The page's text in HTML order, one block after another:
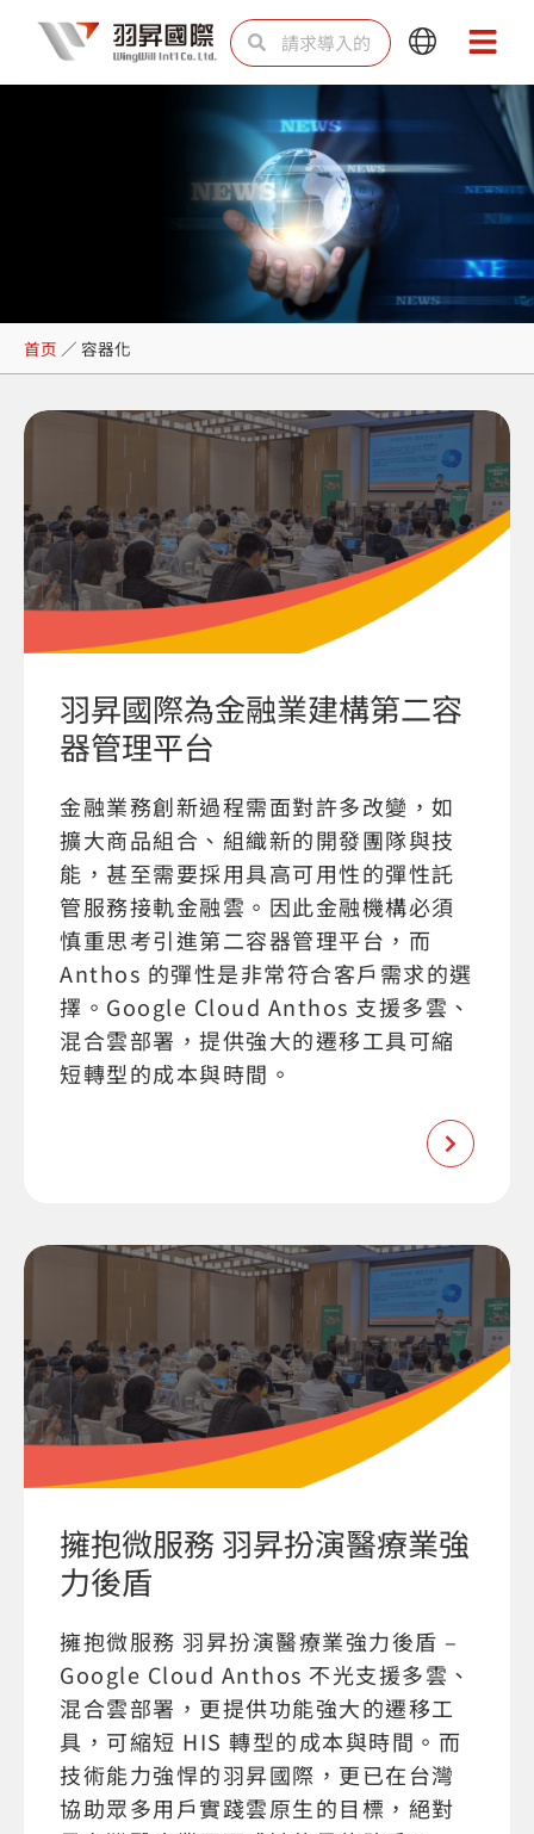
内
SearchSearch
Main
Menu
Main
Menu
容器化
首页 ／ 容器化
羽昇國際為金融業建構第二容
器管理平台
金融業務創新過程需面對許多改變，如
擴大商品組合、組織新的開發團隊與技
能，甚至需要採用具高可用性的彈性託
管服務接軌金融雲。因此金融機構必須
慎重思考引進第二容器管理平台，而
Anthos 的彈性是非常符合客戶需求的選
擇。Google Cloud Anthos 支援多雲、
混合雲部署，提供強大的遷移工具可縮
短轉型的成本與時間。
擁抱微服務 羽昇扮演醫療業強
力後盾
擁抱微服務 羽昇扮演醫療業強力後盾 –
Google Cloud Anthos 不光支援多雲、
混合雲部署，更提供功能強大的遷移工
具，可縮短 HIS 轉型的成本與時間。而
技術能力強悍的羽昇國際，更已在台灣
協助眾多用戶實踐雲原生的目標，絕對